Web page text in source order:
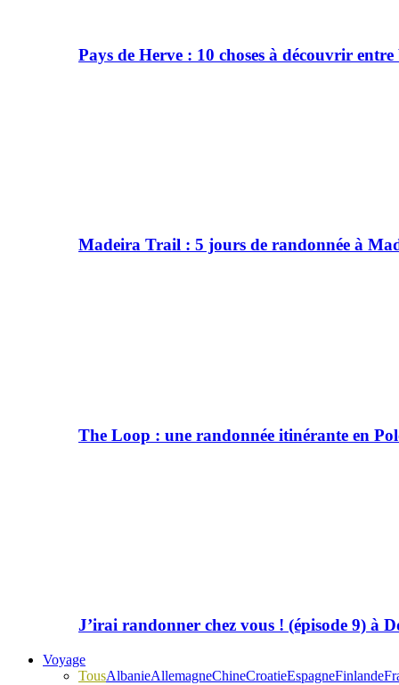
Pays de Herve : 10 choses à découvrir
Madeira Trail : 5 jours de randonnée à
The Loop : une randonnée itinérante en
J’irai randonner chez vous ! (épisode 9) à
Voyage
TousAlbanieAllemagneChineCroatieEspagneFinlande